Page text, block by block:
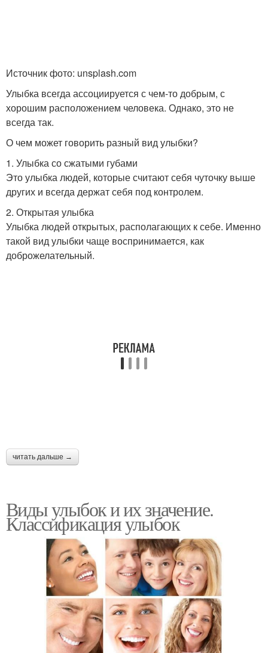
Источник фото: unsplash.com
Улыбка всегда ассоциируется с чем-то добрым, с
хорошим расположением человека. Однако, это не
всегда так.
О чем может говорить разный вид улыбки?
1. Улыбка со сжатыми губами
Это улыбка людей, которые считают себя чуточку выше
других и всегда держат себя под контролем.
2. Открытая улыбка
Улыбка людей открытых, располагающих к себе. Именно
такой вид улыбки чаще воспринимается, как
доброжелательный.
читать дальше →
Виды улыбок и их значение.
Классификация улыбок